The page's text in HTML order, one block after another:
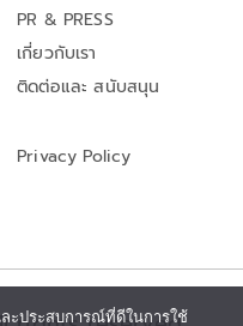
PR & PRESS
เกี่ยวกับเรา
ติดต่อและ สนับสนุน
Privacy Policy
ะประสบการณ์ที่ดีในการใช้